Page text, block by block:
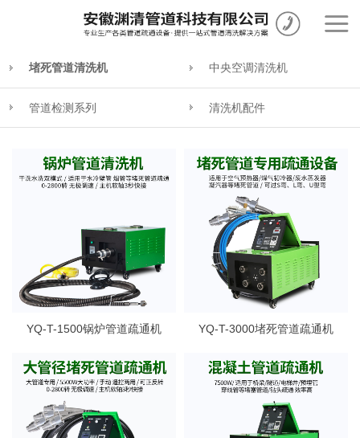
堵死管道清洗机 中央空调清洗机
管道检测系列 清洗机配件
YQ-T-1500锅炉管道疏通机 YQ-T-3000堵死管道疏通机